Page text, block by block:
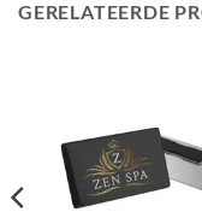
GERELATEERDE